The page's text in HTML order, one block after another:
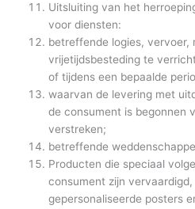
Uitsluiting van het
voor diensten:
betreffende logies, vervoer,
vrijetijdsbesteding te
of tijdens een bepaalde
waarvan de levering met
de consument is begonnen
verstreken;
betreffende
Producten die speciaal
consument zijn
gepersonaliseerde posters